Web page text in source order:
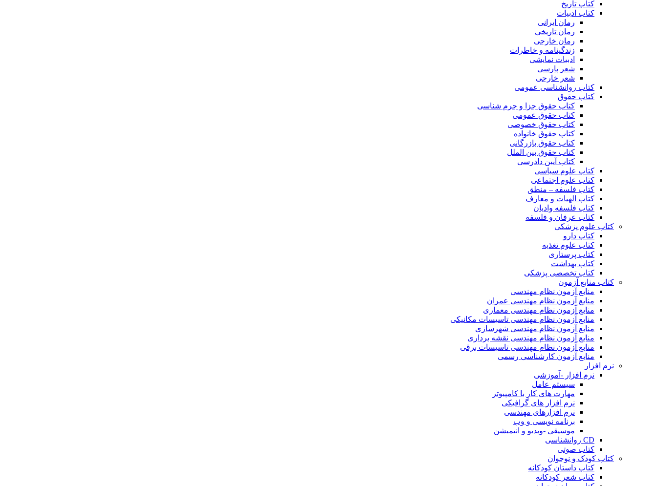
کتاب تاریخ
کتاب ادبیات
رمان ایرانی
رمان تاریخی
رمان خارجی
زندگینامه و خاطرات
ادبیات نمایشی
شعر پارسی
شعر خارجی
کتاب روانشناسی عمومی
کتاب حقوق
کتاب حقوق جزا و جرم شناسی
کتاب حقوق عمومی
کتاب حقوق خصوصی
کتاب حقوق خانواده
کتاب حقوق بازرگانی
کتاب حقوق بین الملل
کتاب آیین دادرسی
کتاب علوم سیاسی
کتاب علوم اجتماعی
کتاب فلسفه – منطق
کتاب الهیات و معارف
کتاب فلسفه وادیان
کتاب عرفان و فلسفه
کتاب علوم پزشکی
کتاب دارو
کتاب علوم تغذیه
کتاب پرستاری
کتاب بهداشت
کتاب تخصصی پزشکی
کتاب منابع آزمون
منابع آزمون نظام مهندسی
منابع آزمون نظام مهندسی عمران
منابع آزمون نظام مهندسی معماری
منابع آزمون نظام مهندسی تاسیسات مکانیکی
منابع آزمون نظام مهندسی شهرسازی
منابع آزمون نظام مهندسی نقشه برداری
منابع آزمون نظام مهندسی تاسیسات برقی
منابع آزمون کارشناسی رسمی
نرم افزار
نرم افزار -آموزشی
سیستم عامل
مهارت های کار با کامپیوتر
نرم افزار های گرافیکی
نرم افزارهای مهندسی
برنامه نویسی و وب
موسیقی -ویدیو و انیمیشن
CD روانشناسی
کتاب صوتی
کتاب کودک و نوجوان
کتاب داستان کودکانه
کتاب شعر کودکانه